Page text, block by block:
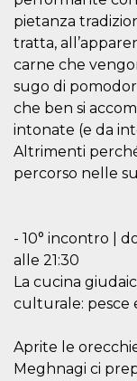
pietanza
tratta,
carne che
sugo di
che ben si
intonate (e da
Altrimenti
percorso nelle
- 10° incontro |
alle 21:30
La cucina
culturale: pesce
Aprite le
Meghnagi ci